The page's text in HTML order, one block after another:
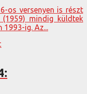
os versenyen is részt
mindig küldtek
ig. Az...